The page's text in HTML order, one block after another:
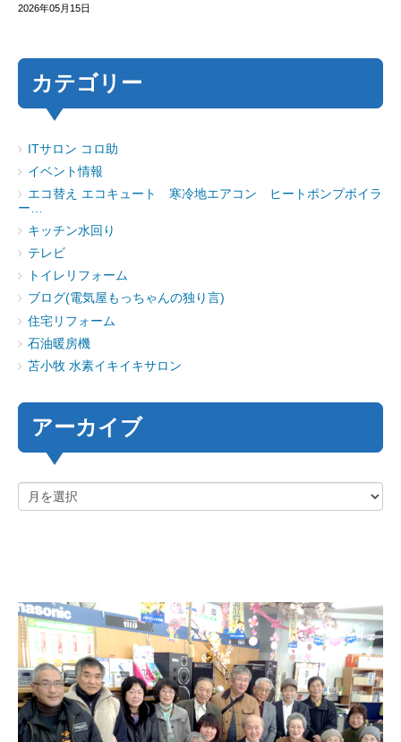
2026年05月15日
カテゴリー
ITサロン コロ助
イベント情報
エコ替え エコキュート 寒冷地エアコン ヒートポンプボイラ
ー…
キッチン水回り
テレビ
トイレリフォーム
ブログ(電気屋もっちゃんの独り言)
住宅リフォーム
石油暖房機
苫小牧 水素イキイキサロン
アーカイブ